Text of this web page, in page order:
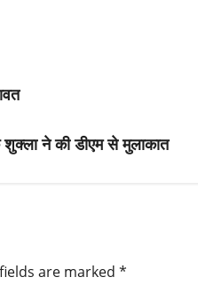
शुक्ला ने की डीएम से मुलाकात
are marked *